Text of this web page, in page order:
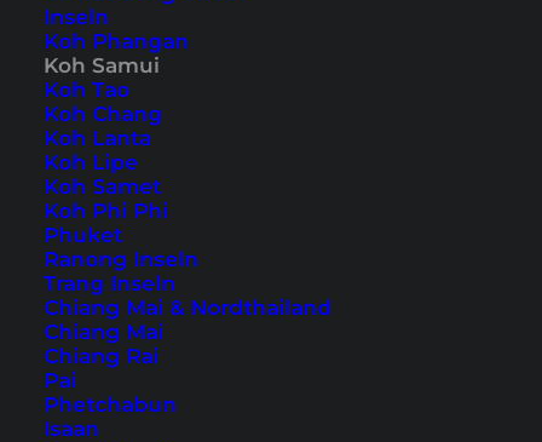
Inseln
Koh Phangan
Koh Samui
Koh Tao
Koh Chang
Koh Lanta
Koh Lipe
Koh Samet
Koh Phi Phi
Phuket
Ranong Inseln
Trang Inseln
Chiang Mai & Nordthailand
Chiang Mai
Chiang Rai
Pai
Phetchabun
Isaan
Koh Samui ist nach
Insel Thailands. Die Insel ist jedoch immer noch
relativ überschaubar. Um die ganze
Vielfältigkeit von Koh Samui zu erkunden, lohnt
sich eine Tour über die Insel. Dafür gibt es jede
Menge Anbieter oder du kannst das Ganze auf
eigene Faust mit einem Roller erleben.